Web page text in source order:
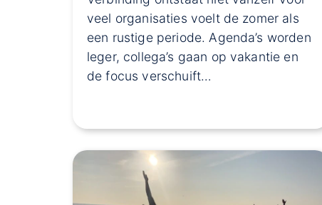
veel organisaties voelt de zomer als
een rustige periode. Agenda’s worden
leger, collega’s gaan op vakantie en
de focus verschuift…